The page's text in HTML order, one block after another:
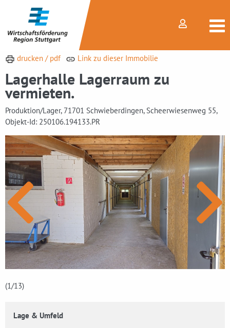
drucken / pdf Link zu dieser Immobilie
Lagerhalle Lagerraum zu
vermieten.
Produktion/Lager, 71701 Schwieberdingen, Scheerwiesenweg 55,
Objekt-Id: 250106.194133.PR
(1/13)
Lage & Umfeld